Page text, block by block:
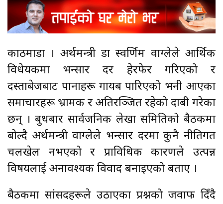
काठमाडौँ । अर्थमन्त्री डा स्वर्णिम वाग्लेले आर्थिक
विधेयकमा भन्सार दर हेरफेर गरिएको र
दस्ताबेजबाट पानाहरू गायब पारिएको भनी आएका
समाचारहरू भ्रामक र अतिरञ्जित रहेको दाबी गरेका
छन् । बुधबार सार्वजनिक लेखा समितिको बैठकमा
बोल्दै अर्थमन्त्री वाग्लेले भन्सार दरमा कुनै नीतिगत
चलखेल नभएको र प्राविधिक कारणले उत्पन्न
विषयलाई अनावश्यक विवाद बनाइएको बताए ।
बैठकमा सांसदहरूले उठाएका प्रश्नको जवाफ दिँदै